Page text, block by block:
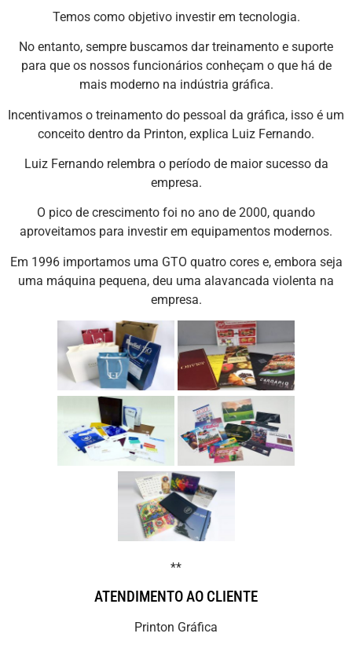
Temos como objetivo investir em tecnologia.
No entanto, sempre buscamos dar treinamento e suporte
para que os nossos funcionários conheçam o que há de
mais moderno na indústria gráfica.
Incentivamos o treinamento do pessoal da gráfica, isso é um
conceito dentro da Printon, explica Luiz Fernando.
Luiz Fernando relembra o período de maior sucesso da
empresa.
O pico de crescimento foi no ano de 2000, quando
aproveitamos para investir em equipamentos modernos.
Em 1996 importamos uma GTO quatro cores e, embora seja
uma máquina pequena, deu uma alavancada violenta na
empresa.
**
ATENDIMENTO AO CLIENTE
Printon Gráfica